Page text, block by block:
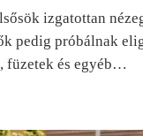
izgatottan
pedig próbálnak
füzetek és egyéb…